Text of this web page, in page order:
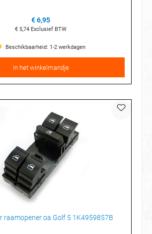
€ 6,95
€ 5,74 Exclusief BTW
Beschikbaarheid: 1-2 werkdagen
In het winkelmandje
raamopener oa Golf 5 1K4959857B